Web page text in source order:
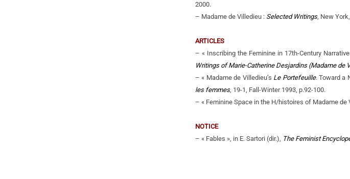
2000.
– Madame de Villedieu : Selected Writings, New
ARTICLES
– « Inscribing the Feminine in 17th-Century
Writings of Marie-Catherine Desjardins (Madame de
– « Madame de Villedieu’s Le Portefeuille. Toward a
les femmes, 19-1, Fall-Winter 1993, p.92-100.
– « Feminine Space in the H/histoires of Madame de
NOTICE
– « Fables », in E. Sartori (dir.), The Feminist